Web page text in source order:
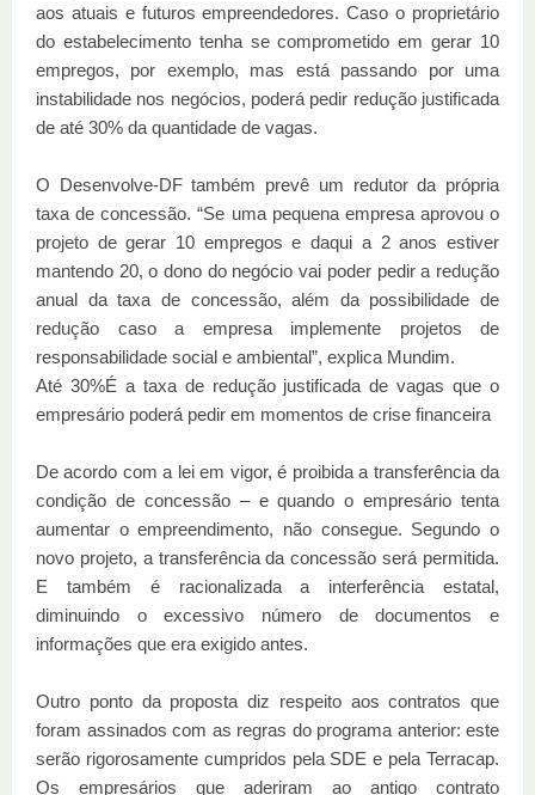
aos atuais e futuros empreendedores. Caso o proprietário
do estabelecimento tenha se comprometido em gerar 10
empregos, por exemplo, mas está passando por uma
instabilidade nos negócios, poderá pedir redução justificada
de até 30% da quantidade de vagas.
O Desenvolve-DF também prevê um redutor da própria
taxa de concessão. “Se uma pequena empresa aprovou o
projeto de gerar 10 empregos e daqui a 2 anos estiver
mantendo 20, o dono do negócio vai poder pedir a redução
anual da taxa de concessão, além da possibilidade de
redução caso a empresa implemente projetos de
responsabilidade social e ambiental”, explica Mundim.
Até 30%É a taxa de redução justificada de vagas que o
empresário poderá pedir em momentos de crise financeira
De acordo com a lei em vigor, é proibida a transferência da
condição de concessão – e quando o empresário tenta
aumentar o empreendimento, não consegue. Segundo o
novo projeto, a transferência da concessão será permitida.
E também é racionalizada a interferência estatal,
diminuindo o excessivo número de documentos e
informações que era exigido antes.
Outro ponto da proposta diz respeito aos contratos que
foram assinados com as regras do programa anterior: este
serão rigorosamente cumpridos pela SDE e pela Terracap.
Os empresários que aderiram ao antigo contrato